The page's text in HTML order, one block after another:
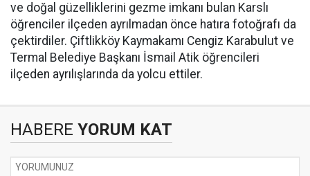
ve doğal güzelliklerini gezme imkanı bulan Karslı
öğrenciler ilçeden ayrılmadan önce hatıra fotoğrafı da
çektirdiler. Çiftlikköy Kaymakamı Cengiz Karabulut ve
Termal Belediye Başkanı İsmail Atik öğrencileri
ilçeden ayrılışlarında da yolcu ettiler.
HABERE YORUM KAT